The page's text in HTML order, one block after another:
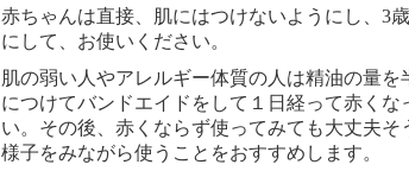
赤ちゃんは直接、肌にはつけないようにし、3
にして、お使いください。
肌の弱い人やアレルギー体質の人は精油の量
につけてバンドエイドをして１日経って赤く
い。その後、赤くならず使ってみても大丈夫
様子をみながら使うことをおすすめします。